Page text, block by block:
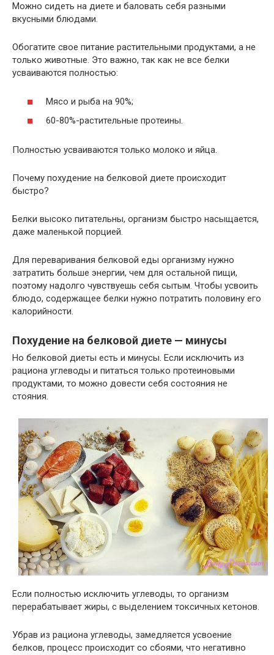
Можно сидеть на диете и баловать себя разными
вкусными блюдами.
Обогатите свое питание растительными продуктами, а не
только животные. Это важно, так как не все белки
усваиваются полностью:
Мясо и рыба на 90%;
60-80%-растительные протеины.
Полностью усваиваются только молоко и яйца.
Почему похудение на белковой диете происходит
быстро?
Белки высоко питательны, организм быстро насыщается,
даже маленькой порцией.
Для переваривания белковой еды организму нужно
затратить больше энергии, чем для остальной пищи,
поэтому надолго чувствуешь себя сытым. Чтобы усвоить
блюдо, содержащее белки нужно потратить половину его
калорийности.
Похудение на белковой диете — минусы
Но белковой диеты есть и минусы. Если исключить из
рациона углеводы и питаться только протеиновыми
продуктами, то можно довести себя состояния не
стояния.
Если полностью исключить углеводы, то организм
перерабатывает жиры, с выделением токсичных кетонов.
Убрав из рациона углеводы, замедляется усвоение
белков, процесс происходит со сбоями, что негативно